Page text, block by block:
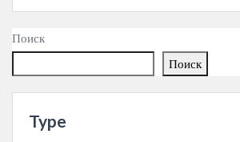
Поиск
Поиск
Type